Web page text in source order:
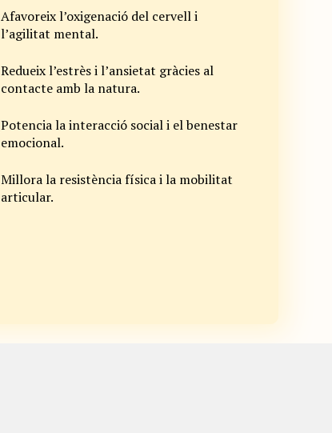
Afavoreix l’oxigenació del cervell i
l’agilitat mental.
Redueix l’estrès i l’ansietat gràcies al
contacte amb la natura.
Potencia la interacció social i el benestar
emocional.
Millora la resistència física i la mobilitat
articular.